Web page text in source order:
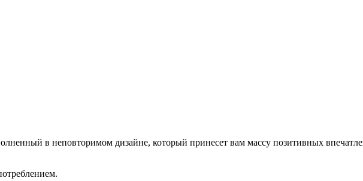
в неповторимом дизайне, который принесет вам массу позитивных